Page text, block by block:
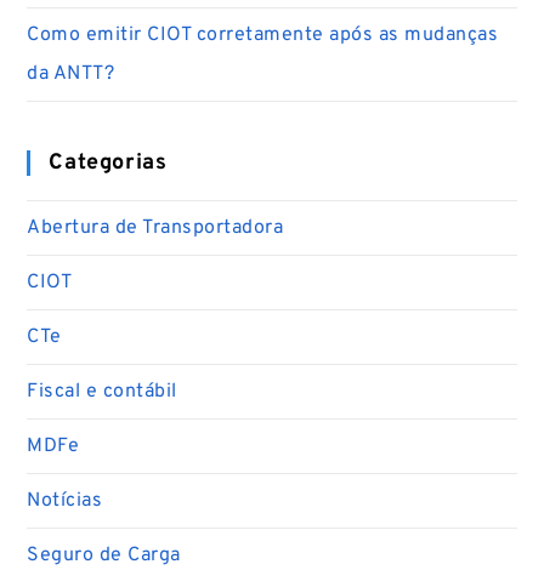
Como emitir CIOT corretamente após as mudanças
da ANTT?
Categorias
Abertura de Transportadora
CIOT
CTe
Fiscal e contábil
MDFe
Notícias
Seguro de Carga